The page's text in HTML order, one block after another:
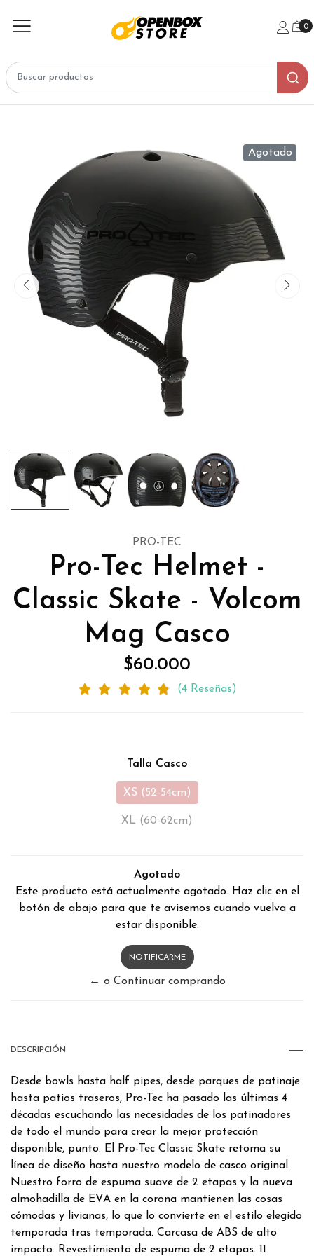
0
Agotado
PRO-TEC
Pro-Tec Helmet -
Classic Skate - Volcom
Mag Casco
$60.000
(4 Reseñas)
Talla Casco
XS (52-54cm)
XL (60-62cm)
Agotado
Este producto está actualmente agotado. Haz clic en el
botón de abajo para que te avisemos cuando vuelva a
estar disponible.
NOTIFICARME
← o Continuar comprando
DESCRIPCIÓN
Desde bowls hasta half pipes, desde parques de patinaje
hasta patios traseros, Pro-Tec ha pasado las últimas 4
décadas escuchando las necesidades de los patinadores
de todo el mundo para crear la mejor protección
disponible, punto. El Pro-Tec Classic Skate retoma su
línea de diseño hasta nuestro modelo de casco original.
Nuestro forro de espuma suave de 2 etapas y la nueva
almohadilla de EVA en la corona mantienen las cosas
cómodas y livianas, lo que lo convierte en el estilo elegido
temporada tras temporada. Carcasa de ABS de alto
impacto. Revestimiento de espuma de 2 etapas. 11